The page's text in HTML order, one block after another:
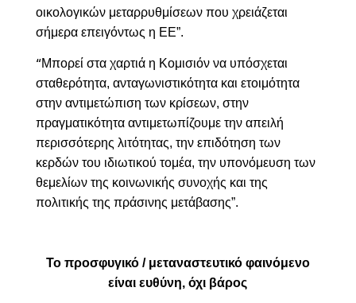
οικολογικών μεταρρυθμίσεων που χρειάζεται
σήμερα επειγόντως η ΕΕ”.
“Μπορεί στα χαρτιά η Κομισιόν να υπόσχεται
σταθερότητα, ανταγωνιστικότητα και ετοιμότητα
στην αντιμετώπιση των κρίσεων, στην
πραγματικότητα αντιμετωπίζουμε την απειλή
περισσότερης λιτότητας, την επιδότηση των
κερδών του ιδιωτικού τομέα, την υπονόμευση των
θεμελίων της κοινωνικής συνοχής και της
πολιτικής της πράσινης μετάβασης”.
Το προσφυγικό / μεταναστευτικό φαινόμενο
είναι ευθύνη, όχι βάρος